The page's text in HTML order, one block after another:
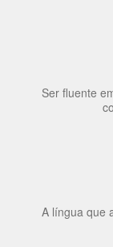
Ser fluente
A língua que